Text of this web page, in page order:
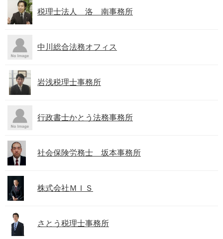
税理士法人 洛 南事務所
中川総合法務オフィス
岩浅税理士事務所
行政書士かとう法務事務所
社会保険労務士 坂本事務所
株式会社ＭＩＳ
さとう税理士事務所